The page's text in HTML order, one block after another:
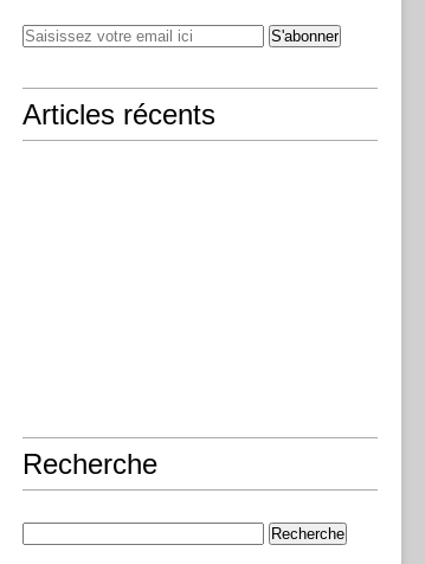
Articles récents
Recherche